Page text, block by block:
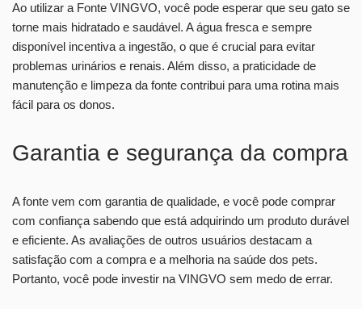
Ao utilizar a Fonte VINGVO, você pode esperar que seu gato se
torne mais hidratado e saudável. A água fresca e sempre
disponível incentiva a ingestão, o que é crucial para evitar
problemas urinários e renais. Além disso, a praticidade de
manutenção e limpeza da fonte contribui para uma rotina mais
fácil para os donos.
Garantia e segurança da compra
A fonte vem com garantia de qualidade, e você pode comprar
com confiança sabendo que está adquirindo um produto durável
e eficiente. As avaliações de outros usuários destacam a
satisfação com a compra e a melhoria na saúde dos pets.
Portanto, você pode investir na VINGVO sem medo de errar.